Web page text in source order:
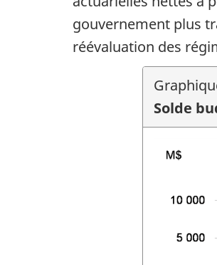
gouvernement plus
réévaluation des
Solde